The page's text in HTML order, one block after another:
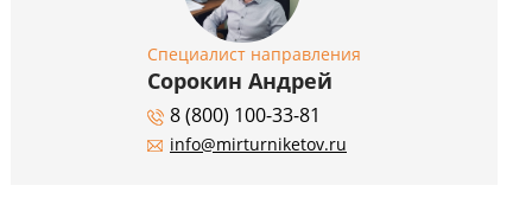
Специалист направления
Сорокин Андрей
8 (800) 100-33-81
info@mirturniketov.ru